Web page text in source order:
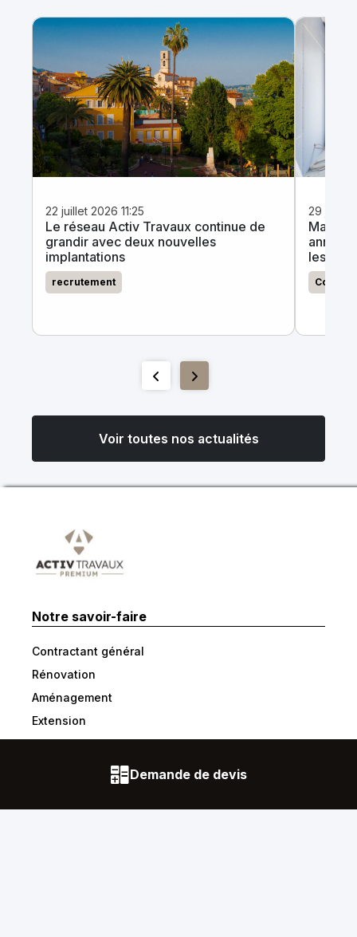
Demande de devis
22 juillet 2026 11:25
Le réseau Activ Travaux continue de
grandir avec deux nouvelles
implantations
recrutement
29 juin
les
Voir toutes nos actualités
Notre savoir-faire
Contractant général
Rénovation
Aménagement
Extension
Architecture & Conception
Locaux Professionnels